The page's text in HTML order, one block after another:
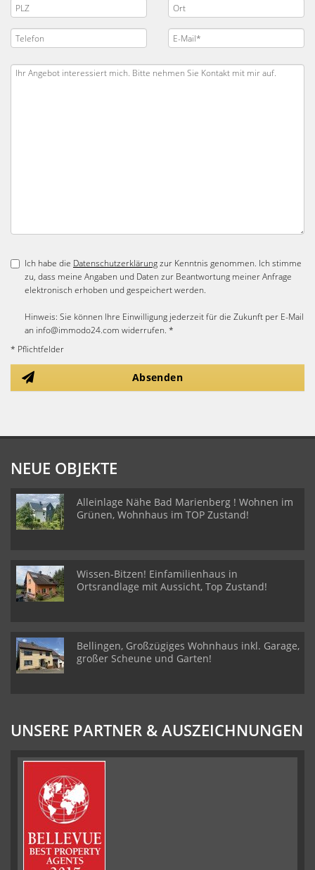
Ich habe die Datenschutzerklärungzur Kenntnis genommen. Ich stimme
zu, dass meine Angaben und Daten zur Beantwortung meiner Anfrage
elektronisch erhoben und gespeichert werden.
Hinweis: Sie können Ihre Einwilligung jederzeit für die Zukunft per E-Mail
an info@immodo24.com widerrufen. *
* Pflichtfelder
Absenden
NEUE OBJEKTE
Alleinlage Nähe Bad Marienberg ! Wohnen im
Grünen, Wohnhaus im TOP Zustand!
Wissen-Bitzen! Einfamilienhaus in
Ortsrandlage mit Aussicht, Top Zustand!
Bellingen, Großzügiges Wohnhaus inkl. Garage,
großer Scheune und Garten!
UNSERE PARTNER & AUSZEICHNUNGEN